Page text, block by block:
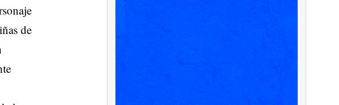
de